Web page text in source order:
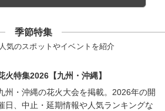
季節特集
気のスポットやイベントを紹介
火特集2026【九州・沖縄】
州・沖縄の花火大会を掲載。2026年の開
日、中止・延期情報や人気ランキングな